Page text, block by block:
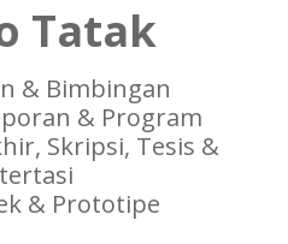
Tatak
& Bimbingan
& Program
Skripsi, Tesis &
& Prototipe